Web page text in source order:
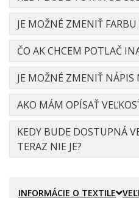
JE MOŽNÉ ZMENIŤ
ČO AK CHCEM POTLAČ
JE MOŽNÉ ZMENIŤ NÁPIS
AKO MÁM OPÍSAŤ
KEDY BUDE DOSTUPNÁ
TERAZ NIE JE?
INFORMÁCIE O TEXTILE